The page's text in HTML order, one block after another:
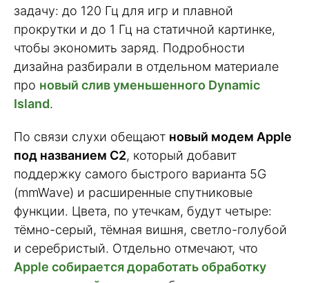
задачу: до 120 Гц для игр и плавной
прокрутки и до 1 Гц на статичной картинке,
чтобы экономить заряд. Подробности
дизайна разбирали в отдельном материале
про новый слив уменьшенного Dynamic
Island.
По связи слухи обещают новый модем Apple
под названием C2, который добавит
поддержку самого быстрого варианта 5G
(mmWave) и расширенные спутниковые
функции. Цвета, по утечкам, будут четыре:
тёмно-серый, тёмная вишня, светло-голубой
и серебристый. Отдельно отмечают, что
Apple собирается доработать обработку